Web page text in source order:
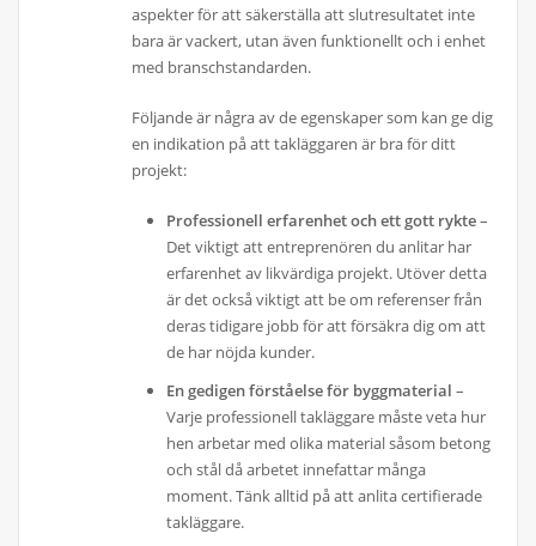
aspekter för att säkerställa att slutresultatet inte
bara är vackert, utan även funktionellt och i enhet
med branschstandarden.
Följande är några av de egenskaper som kan ge dig
en indikation på att takläggaren är bra för ditt
projekt:
Professionell erfarenhet och ett gott rykte–
Det viktigt att entreprenören du anlitar har
erfarenhet av likvärdiga projekt. Utöver detta
är det också viktigt att be om referenser från
deras tidigare jobb för att försäkra dig om att
de har nöjda kunder.
En gedigen förståelse för byggmaterial–
Varje professionell takläggare måste veta hur
hen arbetar med olika material såsom betong
och stål då arbetet innefattar många
moment. Tänk alltid på att anlita certifierade
takläggare.